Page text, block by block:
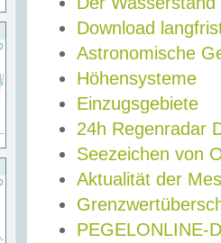
Download
Astronomische
Höhensysteme
Einzugsgebiete
24h Regenradar
Seezeichen von
Aktualität der
PEGELONLINE-